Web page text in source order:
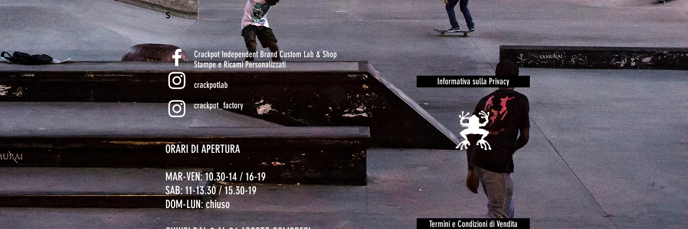
S
Crackpot Independent Brand Custom Lab & Shop
Stampe e Ricami Personalizzati
crackpotlab
crackpot_factory
ORARI DI APERTURA
MAR-VEN: 10.30-14 / 16-19
SAB: 11-13.30 / 15.30-19
DOM-LUN: chiuso
Informativa sulla Privacy
Termini e Condizioni di Vendita